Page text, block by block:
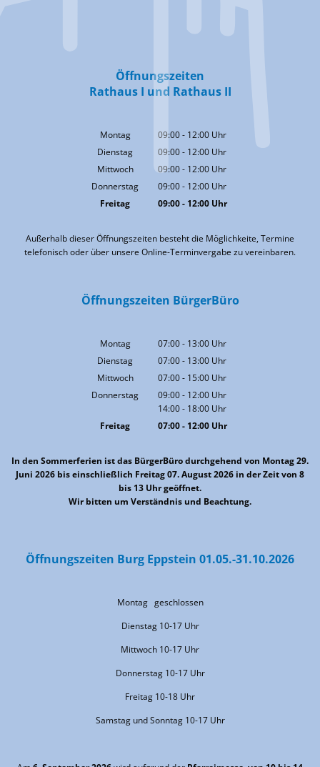
Öffnungszeiten
Rathaus I und Rathaus II
Montag 09:00- 12:00 Uhr
Von 09:00 bis 12:00 Uhr
Dienstag 09:00- 12:00 Uhr
Von 09:00 bis 12:00 Uhr
Mittwoch 09:00- 12:00 Uhr
Von 09:00 bis 12:00 Uhr
Donnerstag 09:00- 12:00 Uhr
Von 09:00 bis 12:00 Uhr
Freitag 09:00- 12:00Uhr
Außerhalb dieser Öffnungszeiten besteht die Möglichkeite, Termine
telefonisch oder über unsere Online-Terminvergabe zu vereinbaren.
Öffnungszeiten BürgerBüro
Montag 07:00- 13:00 Uhr
Von 07:00 bis 13:00 Uhr
Dienstag 07:00- 13:00 Uhr
Von 07:00 bis 13:00 Uhr
Mittwoch 07:00- 15:00 Uhr
Von 07:00 bis 15:00 Uhr
Donnerstag 09:00- 12:00 Uhr
Von 09:00 bis 12:00 Uhr
14:00- 18:00 Uhr
Von 14:00 bis 18:00 Uhr
Freitag 07:00- 12:00Uhr
In den Sommerferien ist das BürgerBüro durchgehend von Montag 29.
Juni 2026 bis einschließlich Freitag 07. August 2026 in der Zeit von 8
bis 13 Uhr geöffnet.
Wir bitten um Verständnis und Beachtung.
Öffnungszeiten Burg Eppstein 01.05.-31.10.2026
Montag geschlossen
Dienstag 10-17 Uhr
Mittwoch 10-17 Uhr
Donnerstag 10-17 Uhr
Freitag 10-18 Uhr
Samstag und Sonntag 10-17 Uhr